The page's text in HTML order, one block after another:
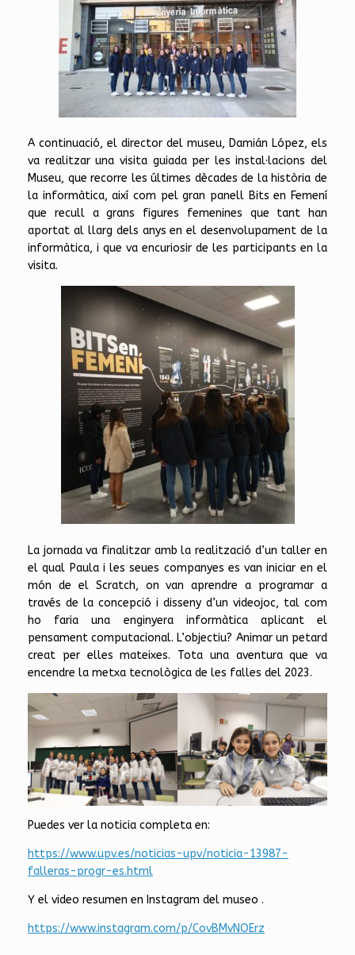
A continuació, el director del museu, Damián López, els
va realitzar una visita guiada per les instal·lacions del
Museu, que recorre les últimes dècades de la història de
la informàtica, així com pel gran panell Bits en Femení
que recull a grans figures femenines que tant han
aportat al llarg dels anys en el desenvolupament de la
informàtica, i que va encuriosir de les participants en la
visita.
La jornada va finalitzar amb la realització d’un taller en
el qual Paula i les seues companyes es van iniciar en el
món de el Scratch, on van aprendre a programar a
través de la concepció i disseny d’un videojoc, tal com
ho faria una enginyera informàtica aplicant el
pensament computacional. L’objectiu? Animar un petard
creat per elles mateixes. Tota una aventura que va
encendre la metxa tecnològica de les falles del 2023.
Puedes ver la noticia completa en:
https://www.upv.es/noticias-upv/noticia-13987-
falleras-progr-es.html
Y el video resumen en Instagram del museo .
https://www.instagram.com/p/CovBMvNOErz